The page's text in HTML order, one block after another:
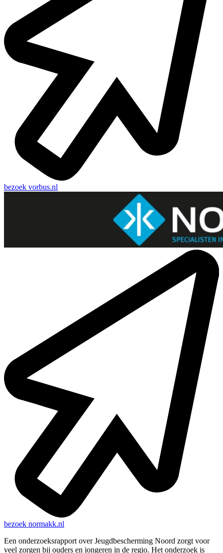
bezoek vorbus.nl
bezoek normakk.nl
Een onderzoeksrapport over Jeugdbescherming Noord zorgt voor
veel zorgen bij ouders en jongeren in de regio. Het onderzoek is